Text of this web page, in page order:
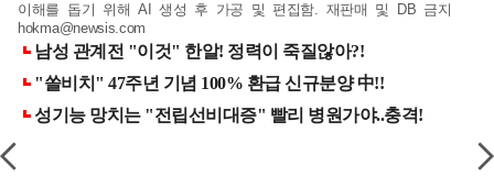
이해를 돕기 위해 AI 생성 후 가공 및 편집함. 재판매 및 DB 금지
hokma@newsis.com